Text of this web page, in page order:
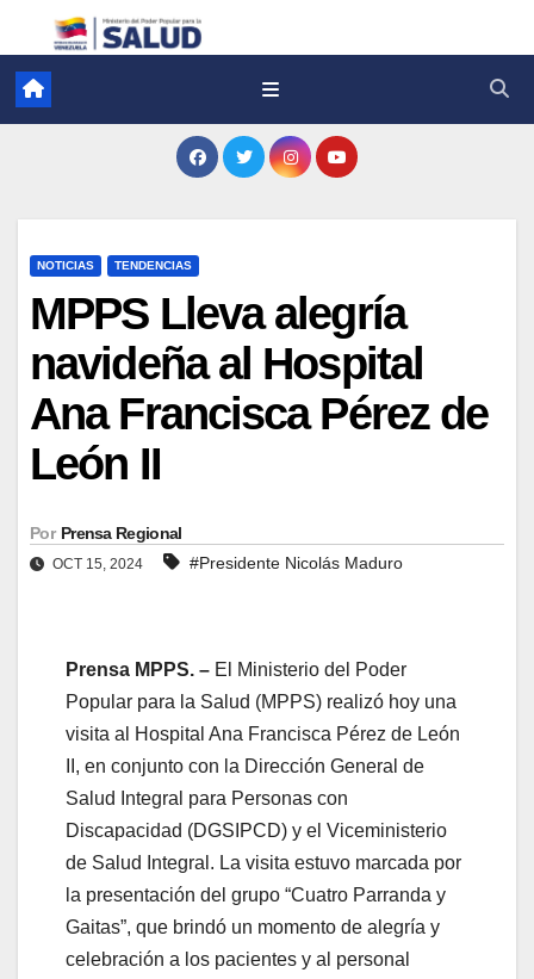
NOTICIAS TENDENCIAS
MPPS Lleva alegría
navideña al Hospital
Ana Francisca Pérez de
León II
Por Prensa Regional
OCT 15, 2024 #Presidente Nicolás Maduro
Prensa MPPS. – El Ministerio del Poder
Popular para la Salud (MPPS) realizó hoy una
visita al Hospital Ana Francisca Pérez de León
II, en conjunto con la Dirección General de
Salud Integral para Personas con
Discapacidad (DGSIPCD) y el Viceministerio
de Salud Integral. La visita estuvo marcada por
la presentación del grupo “Cuatro Parranda y
Gaitas”, que brindó un momento de alegría y
celebración a los pacientes y al personal